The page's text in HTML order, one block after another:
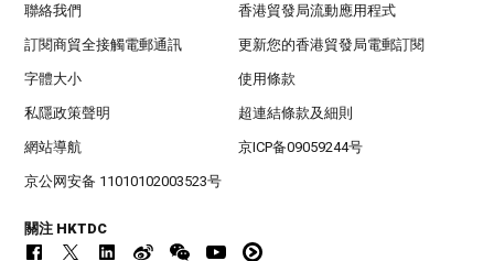
聯絡我們 香港貿發局流動應用程式
訂閱商貿全接觸電郵通訊 更新您的香港貿發局電郵訂閱
字體大小 使用條款
私隱政策聲明 超連結條款及細則
網站導航 京ICP备09059244号
京公网安备 11010102003523号
關注 HKTDC